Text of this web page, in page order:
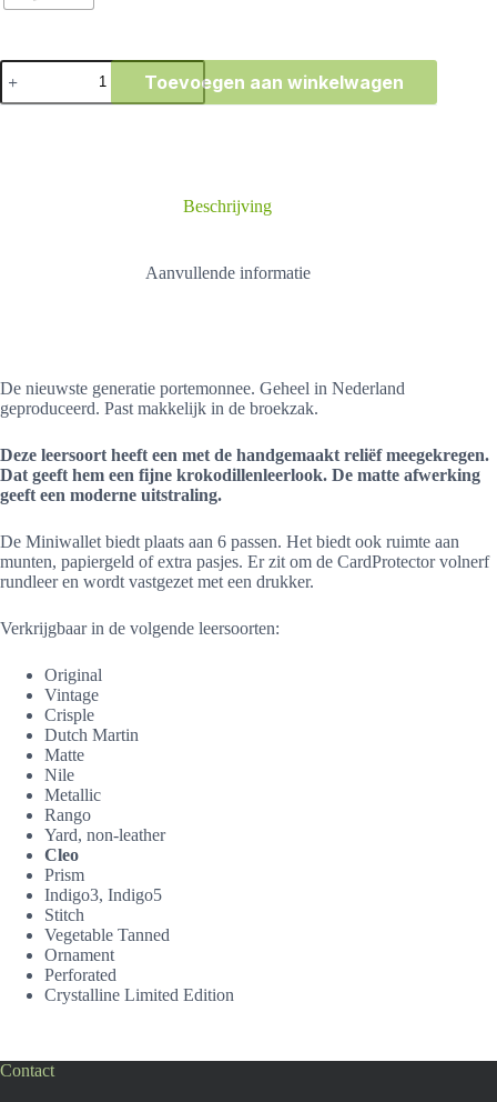
Secrid
Miniwallet
Cleo
Toevoegen aan winkelwagen
Beschrijving
Aanvullende informatie
De nieuwste generatie portemonnee. Geheel in Nederland
geproduceerd. Past makkelijk in de broekzak.
Deze leersoort heeft een met de handgemaakt reliëf meegekregen.
Dat geeft hem een fijne krokodillenleerlook. De matte afwerking
geeft een moderne uitstraling.
De Miniwallet biedt plaats aan 6 passen. Het biedt ook ruimte aan
munten, papiergeld of extra pasjes. Er zit om de CardProtector volnerf
rundleer en wordt vastgezet met een drukker.
Verkrijgbaar in de volgende leersoorten:
Original
Vintage
Crisple
Dutch Martin
Matte
Nile
Metallic
Rango
Yard, non-leather
Cleo
Prism
Indigo3, Indigo5
Stitch
Vegetable Tanned
Ornament
Perforated
Crystalline Limited Edition
Contact